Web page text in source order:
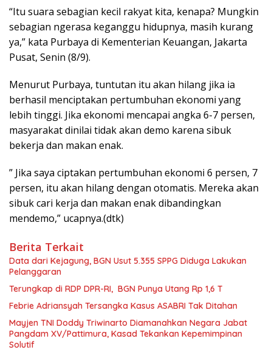
“Itu suara sebagian kecil rakyat kita, kenapa? Mungkin
sebagian ngerasa keganggu hidupnya, masih kurang
ya,” kata Purbaya di Kementerian Keuangan, Jakarta
Pusat, Senin (8/9).
Menurut Purbaya, tuntutan itu akan hilang jika ia
berhasil menciptakan pertumbuhan ekonomi yang
lebih tinggi. Jika ekonomi mencapai angka 6-7 persen,
masyarakat dinilai tidak akan demo karena sibuk
bekerja dan makan enak.
” Jika saya ciptakan pertumbuhan ekonomi 6 persen, 7
persen, itu akan hilang dengan otomatis. Mereka akan
sibuk cari kerja dan makan enak dibandingkan
mendemo,” ucapnya.(dtk)
Berita Terkait
Data dari Kejagung, BGN Usut 5.355 SPPG Diduga Lakukan
Pelanggaran
Terungkap di RDP DPR-RI, BGN Punya Utang Rp 1,6 T
Febrie Adriansyah Tersangka Kasus ASABRI Tak Ditahan
Mayjen TNI Doddy Triwinarto Diamanahkan Negara Jabat
Pangdam XV/Pattimura, Kasad Tekankan Kepemimpinan
Solutif